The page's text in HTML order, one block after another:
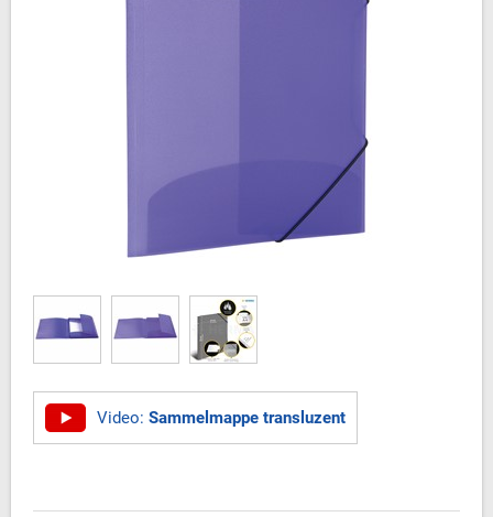
Video: Sammelmappe transluzent